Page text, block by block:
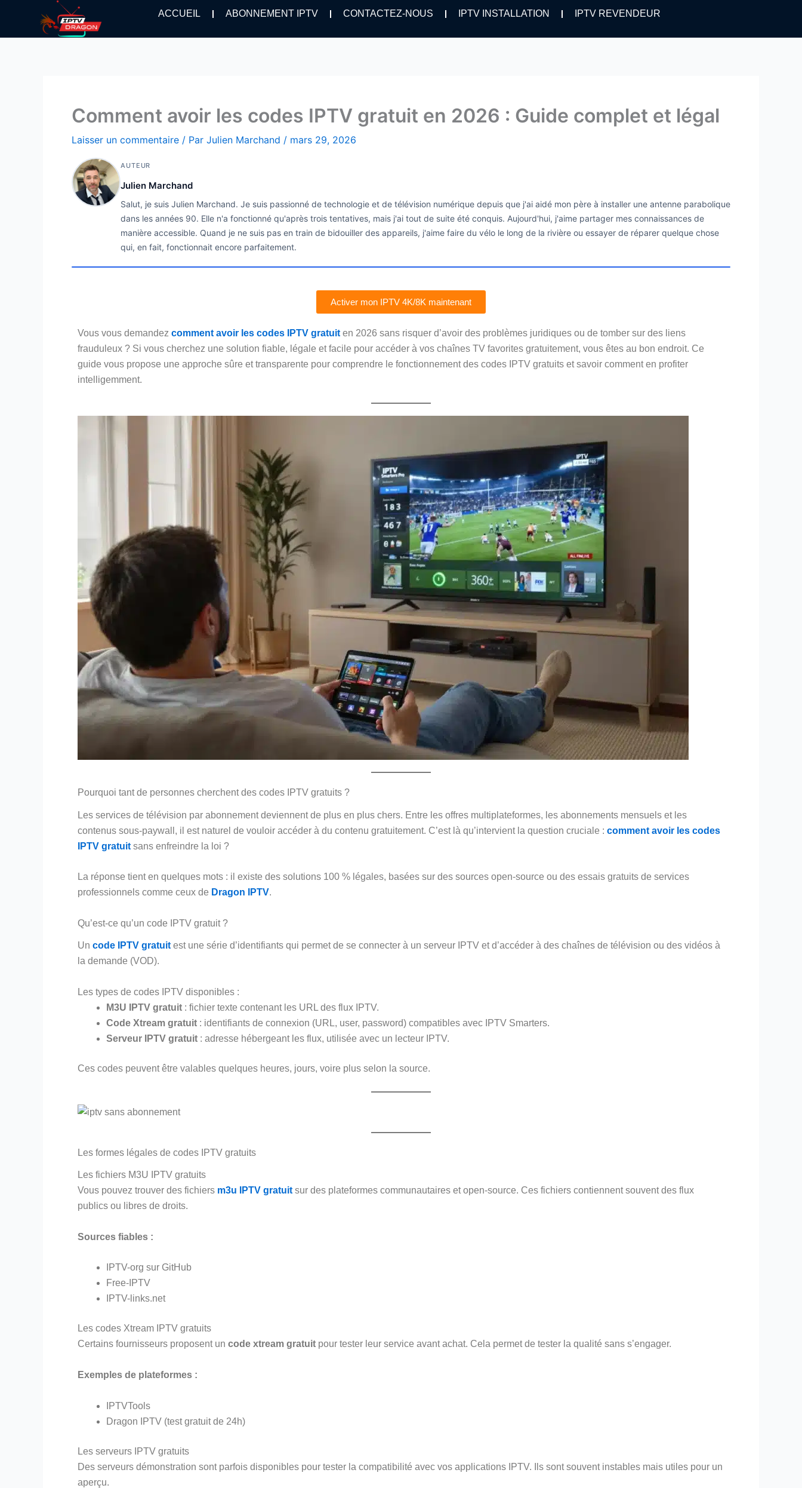
contenu
ACCUEIL ABONNEMENT IPTV CONTACTEZ-NOUS IPTV INSTALLATION IPTV REVENDEUR
Comment avoir les codes IPTV gratuit en 2026 : Guide complet et légal
Laisser un commentaire / Par Julien Marchand / mars 29, 2026
AUTEUR
Julien Marchand
Salut, je suis Julien Marchand. Je suis passionné de technologie et de télévision numérique depuis que j'ai aidé mon père à installer une antenne parabolique
dans les années 90. Elle n'a fonctionné qu'après trois tentatives, mais j'ai tout de suite été conquis. Aujourd'hui, j'aime partager mes connaissances de
manière accessible. Quand je ne suis pas en train de bidouiller des appareils, j'aime faire du vélo le long de la rivière ou essayer de réparer quelque chose
qui, en fait, fonctionnait encore parfaitement.
Activer mon IPTV 4K/8K maintenant
Vous vous demandez comment avoir les codes IPTV gratuit en 2026 sans risquer d’avoir des problèmes juridiques ou de tomber sur des liens
frauduleux ? Si vous cherchez une solution fiable, légale et facile pour accéder à vos chaînes TV favorites gratuitement, vous êtes au bon endroit. Ce
guide vous propose une approche sûre et transparente pour comprendre le fonctionnement des codes IPTV gratuits et savoir comment en profiter
intelligemment.
Pourquoi tant de personnes cherchent des codes IPTV gratuits ?
Les services de télévision par abonnement deviennent de plus en plus chers. Entre les offres multiplateformes, les abonnements mensuels et les
contenus sous-paywall, il est naturel de vouloir accéder à du contenu gratuitement. C’est là qu’intervient la question cruciale : comment avoir les codes
IPTV gratuit sans enfreindre la loi ?
La réponse tient en quelques mots : il existe des solutions 100 % légales, basées sur des sources open-source ou des essais gratuits de services
professionnels comme ceux de Dragon IPTV.
Qu’est-ce qu’un code IPTV gratuit ?
Un code IPTV gratuit est une série d’identifiants qui permet de se connecter à un serveur IPTV et d’accéder à des chaînes de télévision ou des vidéos à
la demande (VOD).
Les types de codes IPTV disponibles :
M3U IPTV gratuit : fichier texte contenant les URL des flux IPTV.
Code Xtream gratuit : identifiants de connexion (URL, user, password) compatibles avec IPTV Smarters.
Serveur IPTV gratuit : adresse hébergeant les flux, utilisée avec un lecteur IPTV.
Ces codes peuvent être valables quelques heures, jours, voire plus selon la source.
Les formes légales de codes IPTV gratuits
Les fichiers M3U IPTV gratuits
Vous pouvez trouver des fichiers m3u IPTV gratuit sur des plateformes communautaires et open-source. Ces fichiers contiennent souvent des flux
publics ou libres de droits.
Sources fiables :
IPTV-org sur GitHub
Free-IPTV
IPTV-links.net
Les codes Xtream IPTV gratuits
Certains fournisseurs proposent un code xtream gratuit pour tester leur service avant achat. Cela permet de tester la qualité sans s’engager.
Exemples de plateformes :
IPTVTools
Dragon IPTV (test gratuit de 24h)
Les serveurs IPTV gratuits
Des serveurs démonstration sont parfois disponibles pour tester la compatibilité avec vos applications IPTV. Ils sont souvent instables mais utiles pour un
aperçu.